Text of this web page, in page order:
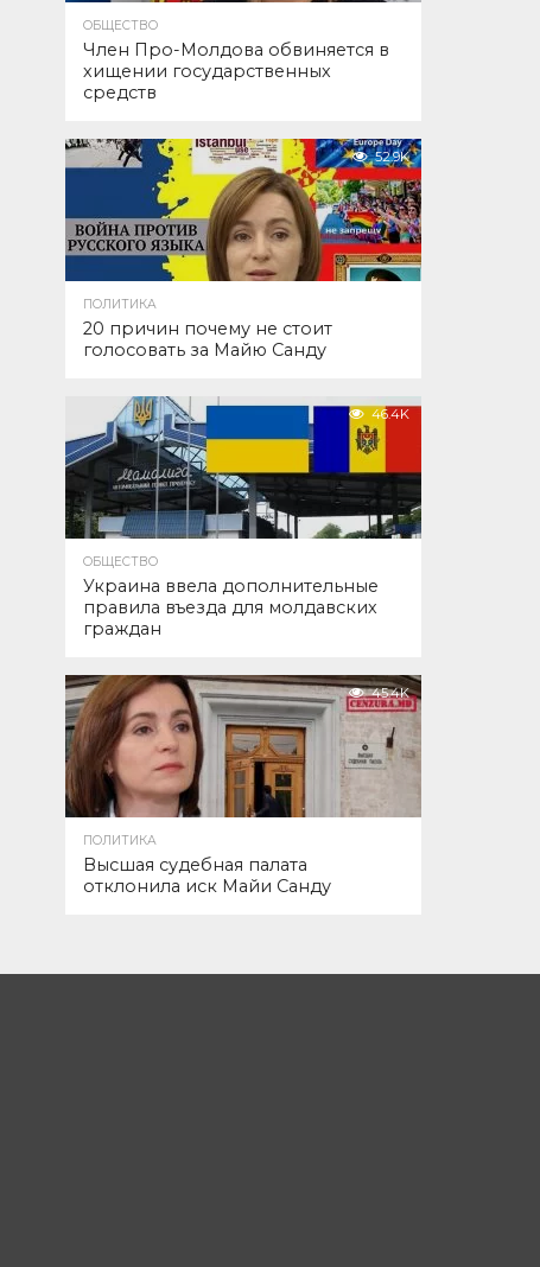
ОБЩЕСТВО
Член Про-Молдова обвиняется в
хищении государственных
средств
52.9K
ПОЛИТИКА
20 причин почему не стоит
голосовать за Майю Санду
46.4K
ОБЩЕСТВО
Украина ввела дополнительные
правила въезда для молдавских
граждан
45.4K
ПОЛИТИКА
Высшая судебная палата
отклонила иск Майи Санду